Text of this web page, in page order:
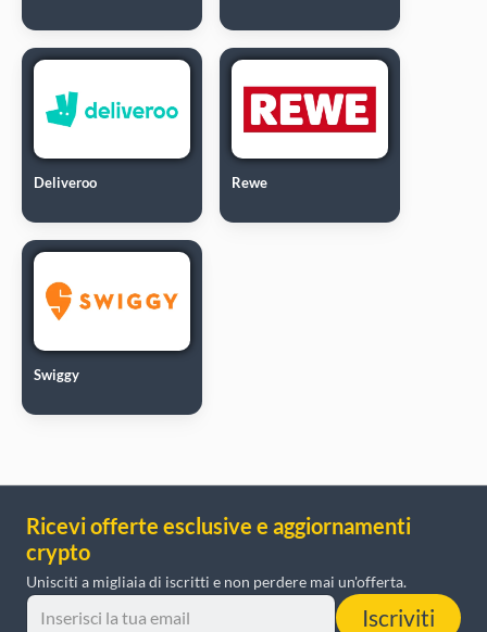
Deliveroo Rewe
Swiggy
Ricevi offerte esclusive e aggiornamenti
crypto
Unisciti a migliaia di iscritti e non perdere mai un'offerta.
Iscriviti